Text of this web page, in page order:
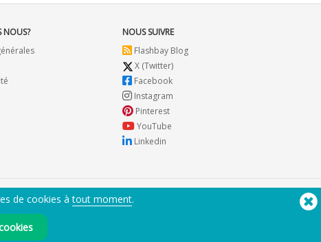
NOUS?
NOUS SUIVRE
Flashbay Blog
X (Twitter)
Facebook
Instagram
Pinterest
YouTube
Linkedin
Besoin d'aide? Tel :
de cookies àtout moment.